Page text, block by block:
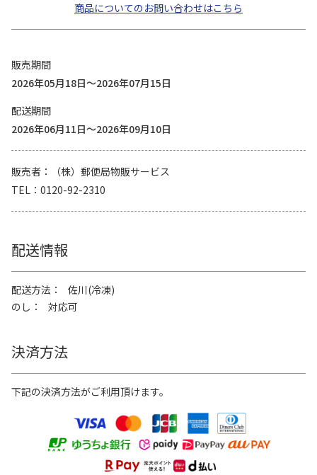
商品についてのお問い合わせはこちら
販売期間
2026年05月18日～2026年07月15日
配送期間
2026年06月11日～2026年09月10日
販売者
（株）郵便局物販サービス
TEL
0120-92-2310
配送情報
配送方法
佐川(冷凍)
のし
対応可
決済方法
下記の決済方法がご利用頂けます。